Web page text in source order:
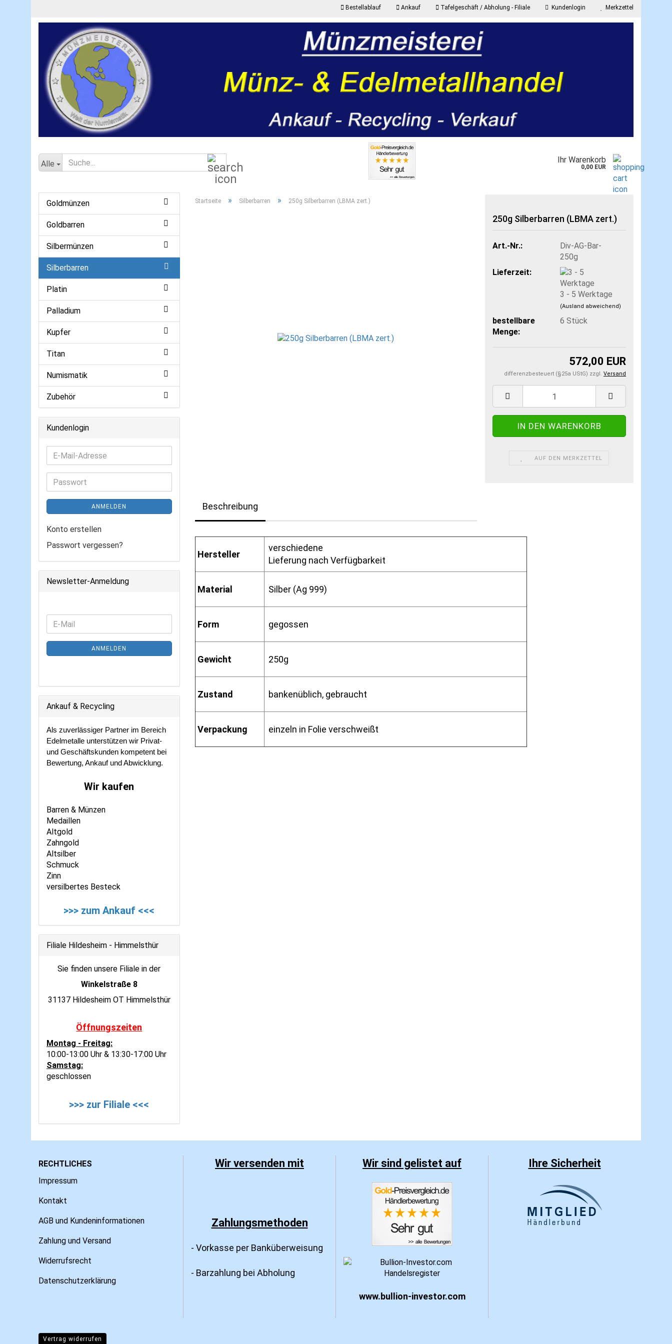
Bestellablauf Ankauf Tafelgeschäft / Abholung - Filiale Kundenlogin
Passwort
Merkzettel
Alle Ihr Warenkorb
0,00 EUR
Startseite » Silberbarren » 250g Silberbarren (LBMA zert.)
250g Silberbarren (LBMA zert.)
Art.-Nr.:
Div-AG-Bar-
250g
Lieferzeit:
3 - 5 Werktage
(Ausland abweichend)
bestellbare
Menge:
6 Stück
572,00 EUR
differenzbesteuert (§25a UStG) zzgl. Versand
AUF DEN MERKZETTEL
Beschreibung
Hersteller
verschiedene
Lieferung nach Verfügbarkeit
Material Silber (Ag 999)
Form gegossen
Gewicht 250g
Zustand bankenüblich, gebraucht
Verpackung einzeln in Folie verschweißt
Goldmünzen
Goldbarren
Silbermünzen
Silberbarren
Platin
Palladium
Kupfer
Titan
Numismatik
Zubehör
Kundenlogin
E-
Mail-
Adresse
Passwort
ANMELDEN
Konto erstellen
Passwort vergessen?
Newsletter-Anmeldung
WEITER
ZUR
NEWSLETTER-
ANMELDUNG
E-
Mail
ANMELDEN
Ankauf & Recycling
Als zuverlässiger Partner im Bereich
Edelmetalle unterstützen wir Privat-
und Geschäftskunden kompetent bei
Bewertung, Ankauf und Abwicklung.
Wir kaufen
Barren & Münzen
Medaillen
Altgold
Zahngold
Altsilber
Schmuck
Zinn
versilbertes Besteck
>>> zum Ankauf <<<
Filiale Hildesheim - Himmelsthür
Sie finden unsere Filiale in der
Winkelstraße 8
31137 Hildesheim OT Himmelsthür
Öffnungszeiten
Montag - Freitag:
10:00-13:00 Uhr & 13:30-17:00 Uhr
Samstag:
geschlossen
>>> zur Filiale <<<
RECHTLICHES
Impressum
Kontakt
AGB und Kundeninformationen
Zahlung und Versand
Widerrufsrecht
Datenschutzerklärung
Wir versenden mit
Zahlungsmethoden
- Vorkasse per Banküberweisung
- Barzahlung bei Abholung
Wir sind gelistet auf
www.bullion-investor.com
Ihre Sicherheit
Vertrag widerrufen